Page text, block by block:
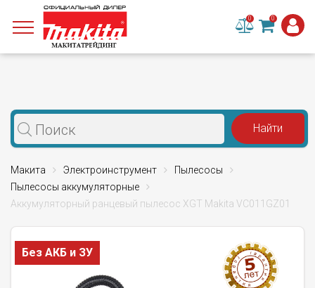
0 0
Макита Электроинструмент
Пылесосы
Пылесосы аккумуляторные
Аккумуляторный ранцевый пылесос XGT Makita VC011GZ01
Без АКБ и ЗУ